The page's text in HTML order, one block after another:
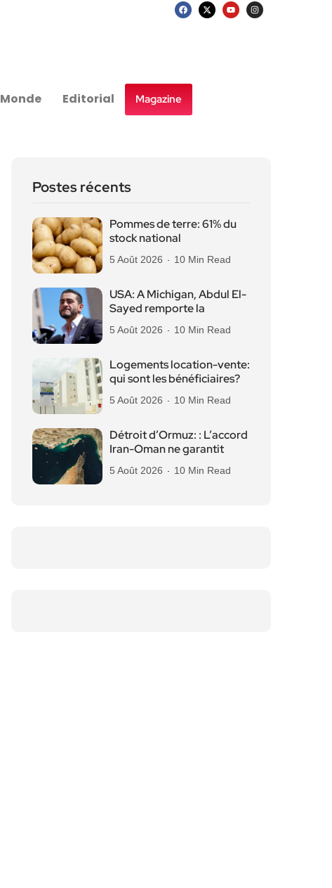
Monde Editorial Magazine
Postes récents
Pommes de terre: 61% du
stock national
5 Août 2026 10 Min Read
USA: A Michigan, Abdul El-
Sayed remporte la
5 Août 2026 10 Min Read
Logements location-vente:
qui sont les bénéficiaires?
5 Août 2026 10 Min Read
Détroit d’Ormuz: : L’accord
Iran-Oman ne garantit
5 Août 2026 10 Min Read